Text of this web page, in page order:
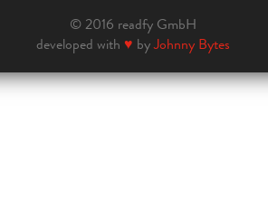
© 2016 readfy GmbH
developed with ♥ byJohnny Bytes